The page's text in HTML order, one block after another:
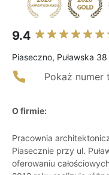
9.4
Piaseczno, Puławska 38
Pokaż numer
O firmie:
Pracownia
Piasecznie przy ul.
oferowaniu